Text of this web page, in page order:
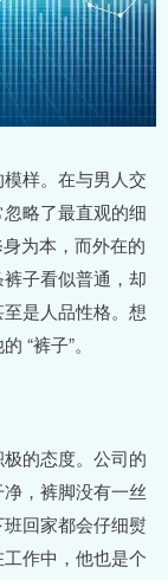
样。在与男人交
略了最直观的细
为本，而外在的
子看似普通，却
是人品性格。想
“裤子”。
的态度。公司的
，裤脚没有一丝
回家都会仔细熨
作中，他也是个